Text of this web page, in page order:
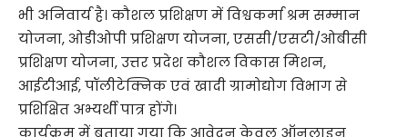
भी अनिवार्य है। कौशल प्रशिक्षण में विश्वकर्मा श्रम सम्मान
योजना, ओडीओपी प्रशिक्षण योजना, एससी/एसटी/ओबीसी
प्रशिक्षण योजना, उत्तर प्रदेश कौशल विकास मिशन,
आईटीआई, पॉलीटेक्निक एवं खादी ग्रामोद्योग विभाग से
प्रशिक्षित अभ्यर्थी पात्र होंगे।